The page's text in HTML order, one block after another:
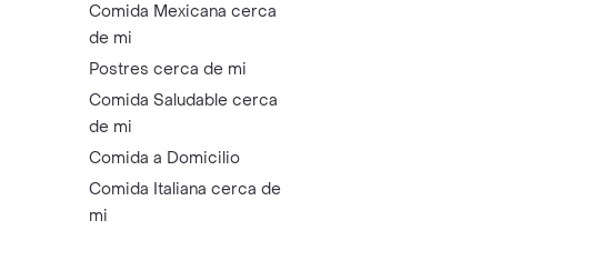
Comida Mexicana cerca
de mi
Postres cerca de mi
Comida Saludable cerca
de mi
Comida a Domicilio
Comida Italiana cerca de
mi